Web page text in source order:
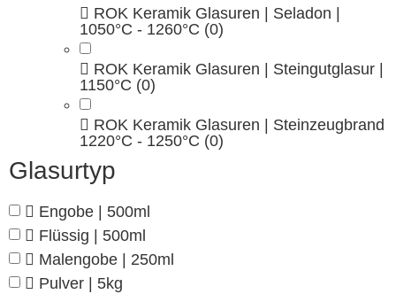
ROK Keramik Glasuren | Seladon |
1050°C - 1260°C (0)
ROK Keramik Glasuren | Steingutglasur |
1150°C (0)
ROK Keramik Glasuren | Steinzeugbrand
1220°C - 1250°C (0)
Glasurtyp
Engobe | 500ml
Flüssig | 500ml
Malengobe | 250ml
Pulver | 5kg